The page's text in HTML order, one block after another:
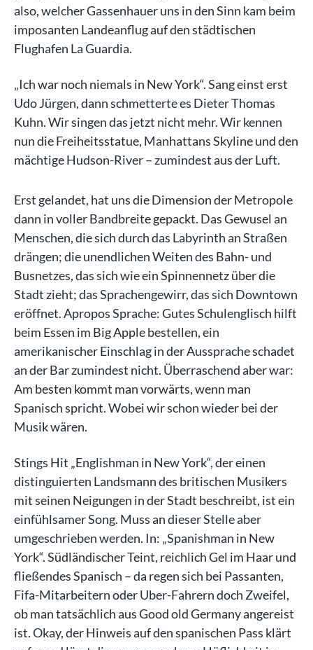
also, welcher Gassenhauer uns in den Sinn kam beim
imposanten Landeanflug auf den städtischen
Flughafen La Guardia.
„Ich war noch niemals in New York“. Sang einst erst
Udo Jürgen, dann schmetterte es Dieter Thomas
Kuhn. Wir singen das jetzt nicht mehr. Wir kennen
nun die Freiheitsstatue, Manhattans Skyline und den
mächtige Hudson-River – zumindest aus der Luft.
Erst gelandet, hat uns die Dimension der Metropole
dann in voller Bandbreite gepackt. Das Gewusel an
Menschen, die sich durch das Labyrinth an Straßen
drängen; die unendlichen Weiten des Bahn- und
Busnetzes, das sich wie ein Spinnennetz über die
Stadt zieht; das Sprachengewirr, das sich Downtown
eröffnet. Apropos Sprache: Gutes Schulenglisch hilft
beim Essen im Big Apple bestellen, ein
amerikanischer Einschlag in der Aussprache schadet
an der Bar zumindest nicht. Überraschend aber war:
Am besten kommt man vorwärts, wenn man
Spanisch spricht. Wobei wir schon wieder bei der
Musik wären.
Stings Hit „Englishman in New York“, der einen
distinguierten Landsmann des britischen Musikers
mit seinen Neigungen in der Stadt beschreibt, ist ein
einfühlsamer Song. Muss an dieser Stelle aber
umgeschrieben werden. In: „Spanishman in New
York“. Südländischer Teint, reichlich Gel im Haar und
fließendes Spanisch – da regen sich bei Passanten,
Fifa-Mitarbeitern oder Uber-Fahrern doch Zweifel,
ob man tatsächlich aus Good old Germany angereist
ist. Okay, der Hinweis auf den spanischen Pass klärt